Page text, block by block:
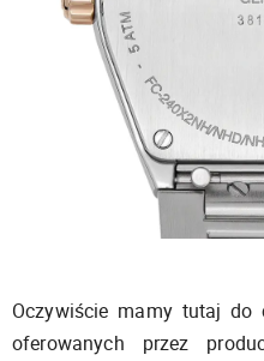
Oczywiście mamy tutaj do
oferowanych przez